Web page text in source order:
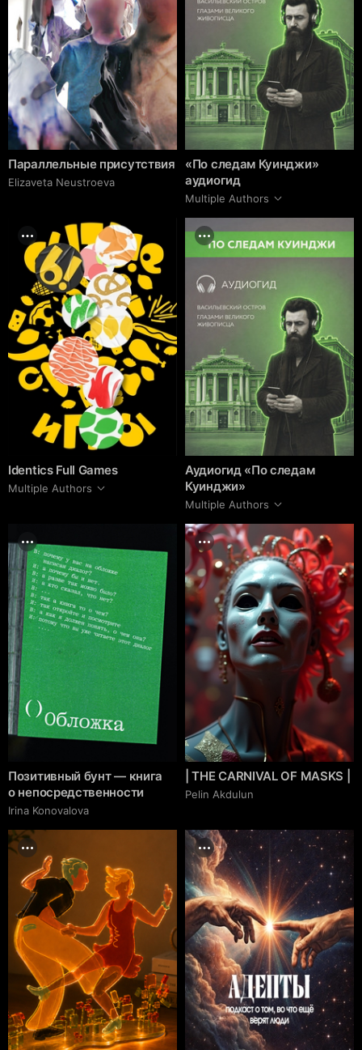
Параллельные присутствия
Elizaveta Neustroeva
«По следам Куинджи»
аудиогид
Multiple Authors
Identics Full Games
Multiple Authors
Аудиогид «По следам
Куинджи»
Multiple Authors
Позитивный бунт — книга
о непосредственности
Irina Konovalova
| THE CARNIVAL OF MASKS |
Pelin Akdulun